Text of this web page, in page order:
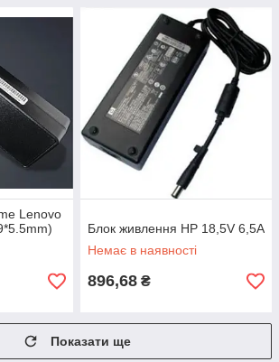
Lenovo
Блок живлення HP 18,5V 6,5A
Немає в наявності
896,68 ₴
Показати ще